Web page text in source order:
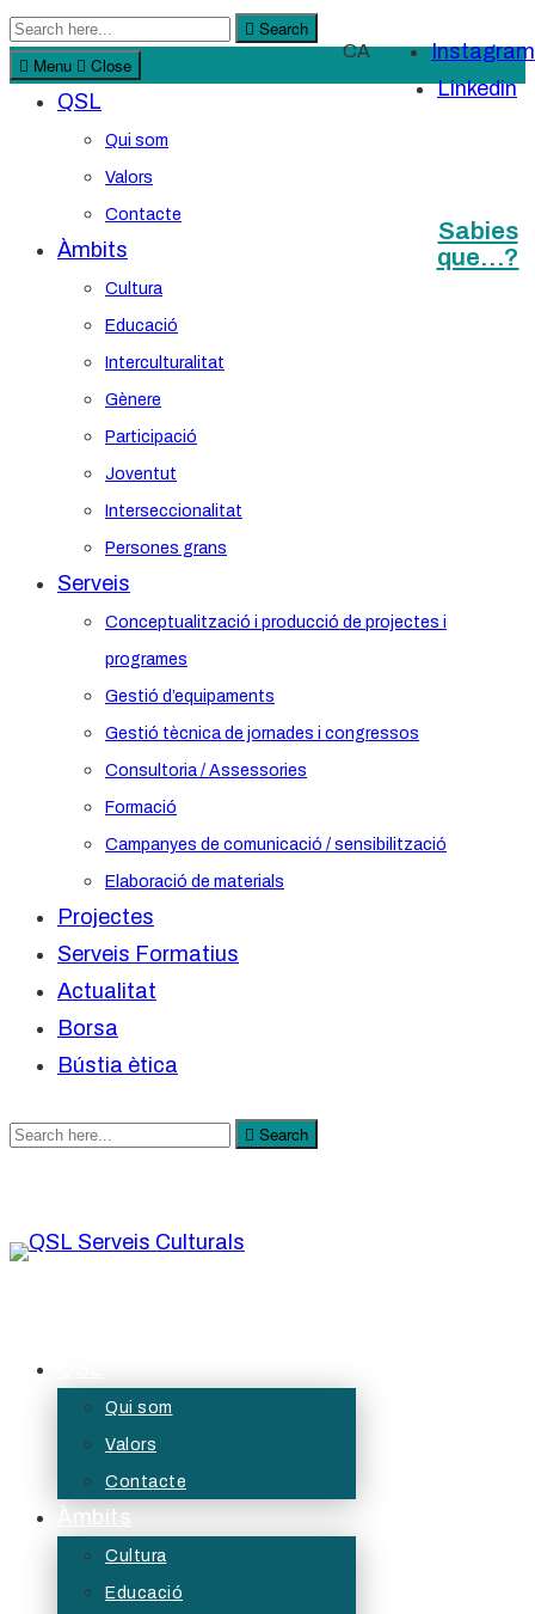
Search
for:
Search
Menu
Close
QSL
Qui som
Valors
Contacte
Àmbits
Cultura
Educació
Interculturalitat
Gènere
Participació
Joventut
Interseccionalitat
Persones grans
Serveis
Conceptualització i producció de projectes i
programes
Gestió d’equipaments
Gestió tècnica de jornades i congressos
Consultoria / Assessories
Formació
Campanyes de comunicació / sensibilització
Elaboració de materials
Projectes
Serveis Formatius
Actualitat
Borsa
Bústia ètica
Search
Search
CA
Instagram
Linkedin
Sabies
que…?
projectes de servei públic des de les àrees de
la cultura, l’educació, la participació i les diversitats.
Qui som
Valors
Contacte
Àmbits
Cultura
Educació